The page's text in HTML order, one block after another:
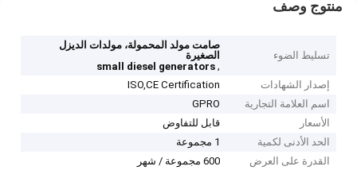
منتوج وصف
تسليط الضوء
صامت مولد المحمولة، مولدات الديزل
الصغيرة
,
small diesel generators
إصدار الشهادات
ISO,CE Certification
اسم العلامة التجارية
GPRO
الأسعار
قابل للتفاوض
الحد الأدنى لكمية
1 مجموعة
القدرة على العرض
600 مجموعة / شهر